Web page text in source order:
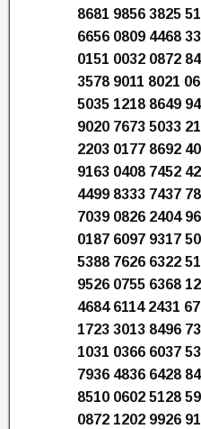
8681 9856 3825
6656 0809 4468
0151 0032 0872
3578 9011 8021
5035 1218 8649
9020 7673 5033
2203 0177 8692
9163 0408 7452
4499 8333 7437
7039 0826 2404
0187 6097 9317
5388 7626 6322
9526 0755 6368
4684 6114 2431
1723 3013 8496
1031 0366 6037
7936 4836 6428
8510 0602 5128
0872 1202 9926